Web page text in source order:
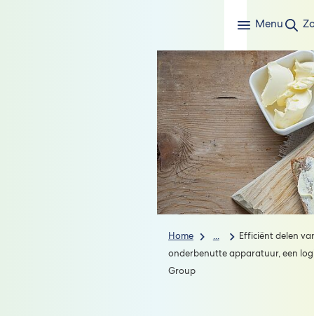
Menu
Home ...
Efficiënt delen
onderbenutte apparatuur, een
Group